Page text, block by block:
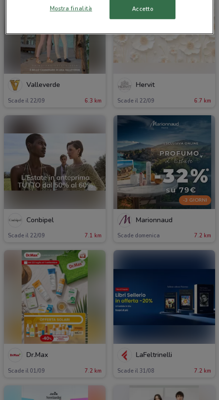
Valleverde
Scade il 22/09 6.3 km
Hervit
Scade il 22/09 6.7 km
Conbipel
Scade il 22/09 7.1 km
-3 GIORNI
Marionnaud
Scade domenica 7.2 km
Dr.Max
Scade il 01/09 7.2 km
LaFeltrinelli
Scade il 31/08 7.2 km
Mostra finalità Accetto